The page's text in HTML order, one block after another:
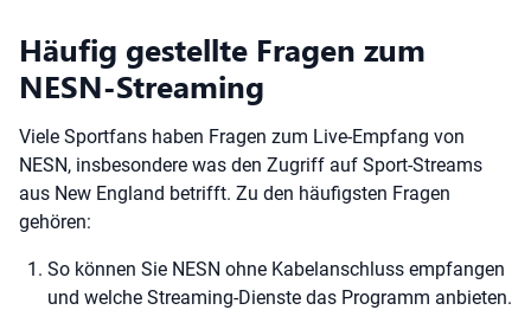
Häufig gestellte Fragen zum
NESN-Streaming
Viele Sportfans haben Fragen zum Live-Empfang von
NESN, insbesondere was den Zugriff auf Sport-Streams
aus New England betrifft. Zu den häufigsten Fragen
gehören:
So können Sie NESN ohne Kabelanschluss empfangen
und welche Streaming-Dienste das Programm anbieten.